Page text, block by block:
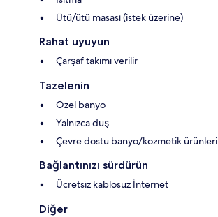
Ütü/ütü masası (istek üzerine)
Rahat uyuyun
Çarşaf takımı verilir
Tazelenin
Özel banyo
Yalnızca duş
Çevre dostu banyo/kozmetik ürünleri
Bağlantınızı sürdürün
Ücretsiz kablosuz İnternet
Diğer